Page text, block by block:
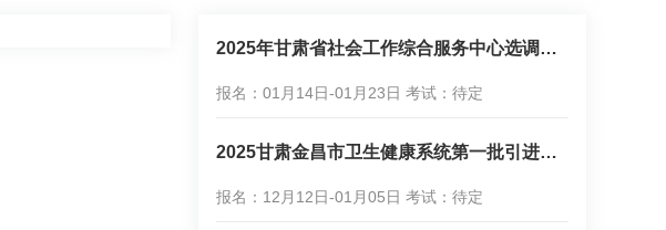
11-13
10-30
2026年甘肃农信校园招聘公告
2026年中国银行全球校园招聘
2025年甘肃省社会工作综合服务中心选调工作人员15人公告
报名：01月14日-01月23日 考试：待定
2025甘肃金昌市卫生健康系统第一批引进高层次和急需紧缺人才81人公告
报名：12月12日-01月05日 考试：待定